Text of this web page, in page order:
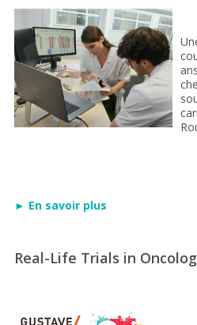
► En savoir plus
Real-Life Trials in